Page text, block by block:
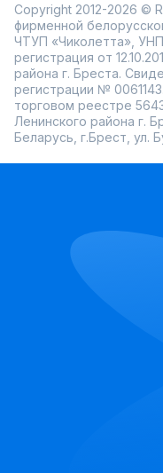
Copyright 2012-2026 ©
фирменной
ЧТУП «Чиколетта», УНП
регистрация от
района г. Бреста.
регистрации №
торговом реестре
Ленинского района г.
Беларусь, г.Брест, ул.